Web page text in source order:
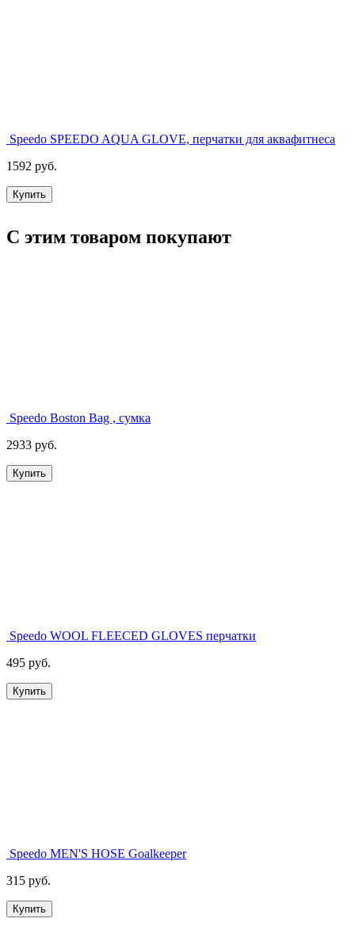
Speedo SPEEDO AQUA GLOVE, перчатки для аквафитнеса
1592 руб.
Купить
С этим товаром покупают
Speedo Boston Bag , сумка
2933 руб.
Купить
Speedo WOOL FLEECED GLOVES перчатки
495 руб.
Купить
Speedo MEN'S HOSE Goalkeeper
315 руб.
Купить